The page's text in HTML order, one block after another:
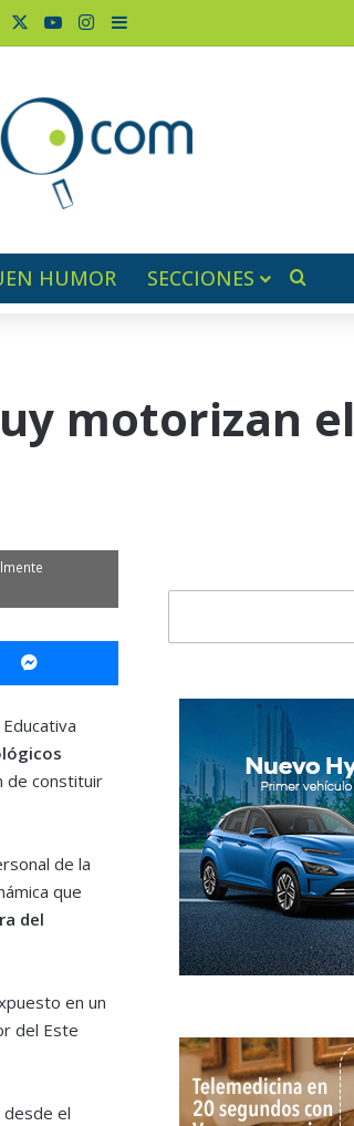
YouTubeInstagram
Barra lateral
HUMOR SECCIONES
motorizan el
Messenger
de constituir
de la
que
del
en un
del Este
desde el